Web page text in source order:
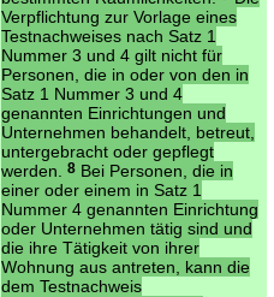
Verpflichtung zur Vorlage eines
Testnachweises nach Satz 1
Nummer 3 und 4 gilt nicht für
Personen, die in oder von den in
Satz 1 Nummer 3 und 4
genannten Einrichtungen und
Unternehmen behandelt, betreut,
untergebracht oder gepflegt
werden.
8Bei Personen, die in
einer oder einem in Satz 1
Nummer 4 genannten Einrichtung
oder Unternehmen tätig sind und
die ihre Tätigkeit von ihrer
Wohnung aus antreten, kann die
dem Testnachweis